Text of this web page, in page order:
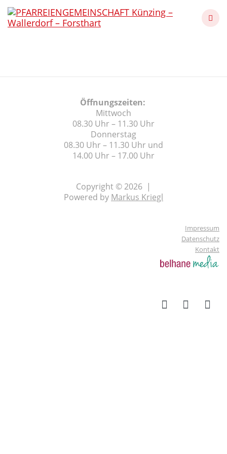
to
Öffnungszeiten:
Mittwoch
08.30 Uhr – 11.30 Uhr
Donnerstag
08.30 Uhr – 11.30 Uhr und
14.00 Uhr – 17.00 Uhr
Copyright © 2026 |
Powered by Markus Kriegl
Impressum
Datenschutz
Kontakt